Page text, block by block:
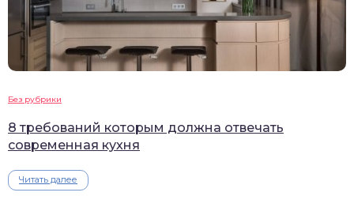
Без рубрики
8 требований которым должна отвечать
современная кухня
Читать далее